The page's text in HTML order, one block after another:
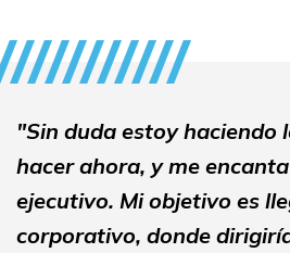
"Sin duda estoy haciendo
hacer ahora, y me
ejecutivo. Mi objetivo es
corporativo, donde